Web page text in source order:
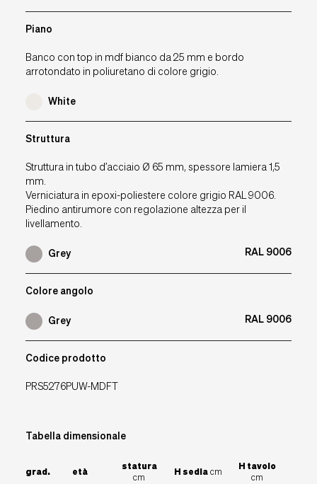
Piano
Banco con top in mdf bianco da 25 mm e bordo
arrotondato in poliuretano di colore grigio.
White
Struttura
Struttura in tubo d’acciaio Ø 65 mm, spessore lamiera 1,5
mm.
Verniciatura in epoxi-poliestere colore grigio RAL 9006.
Piedino antirumore con regolazione altezza per il
livellamento.
Grey RAL 9006
Colore angolo
Grey RAL 9006
Codice prodotto
PRS5276PUW-MDFT
Tabella dimensionale
grad. età
statura
cm
H sedia cm
H tavolo
cm